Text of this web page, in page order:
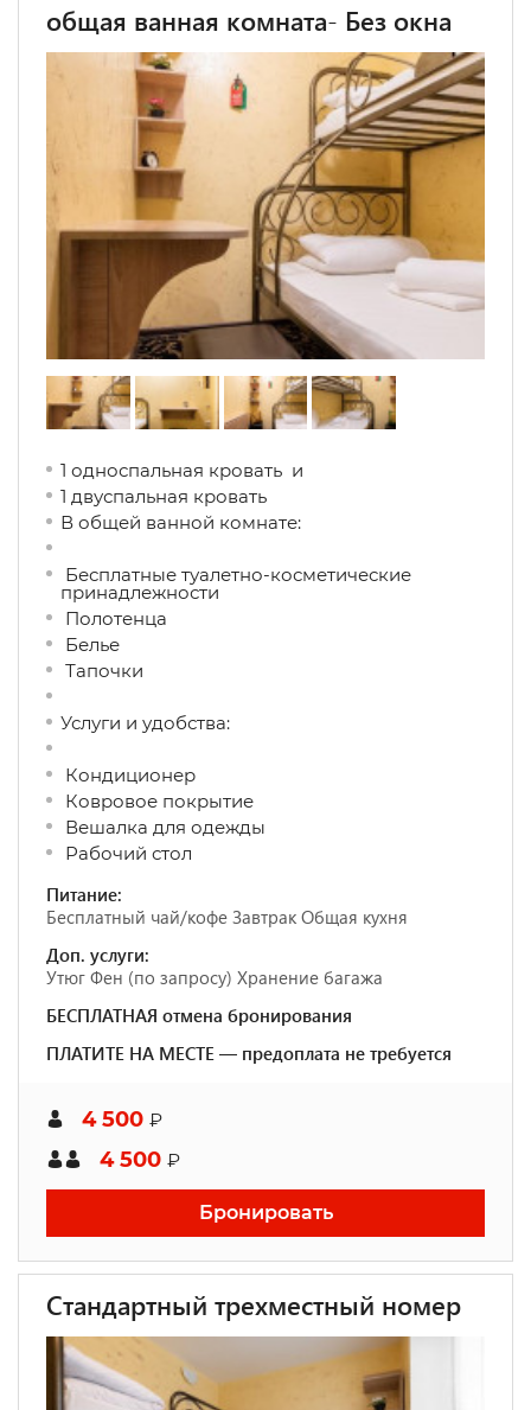
общая ванная комната- Без окна
1 односпальная кровать и
1 двуспальная кровать
В общей ванной комнате:
Бесплатные туалетно-косметические
принадлежности
Полотенца
Белье
Тапочки
Услуги и удобства: ​
Кондиционер
Ковровое покрытие
Вешалка для одежды
Рабочий стол
Питание:
Бесплатный чай/кофе Завтрак Общая кухня
Доп. услуги:
Утюг Фен (по запросу) Хранение багажа
БЕСПЛАТНАЯ отмена бронирования
ПЛАТИТЕ НА МЕСТЕ — предоплата не требуется
4 500 ₽
4 500 ₽
Бронировать
Стандартный трехместный номер